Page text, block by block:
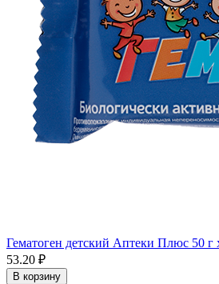
Гематоген детский Аптеки Плюс 50 г
53.20 ₽
В корзину